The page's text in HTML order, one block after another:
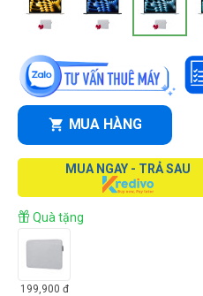
MUA HÀNG
MUA NGAY - TRẢ SAU
Quà tặng
199,900 đ